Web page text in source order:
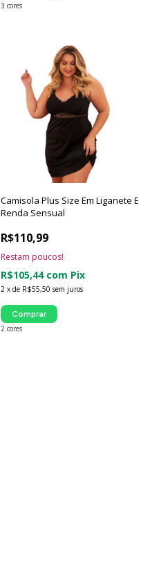
3 cores
Camisola Plus Size Em Liganete E
Renda Sensual
R$110,99
2 x de R$55,50 sem juros
R$105,44 com Pix
Restam poucos!
2 cores
Comprar